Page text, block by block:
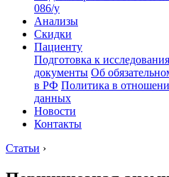
086/у
Анализы
Скидки
Пациенту
Подготовка к
документы Об
в РФ Политика в
данных
Новости
Контакты
Статьи ›